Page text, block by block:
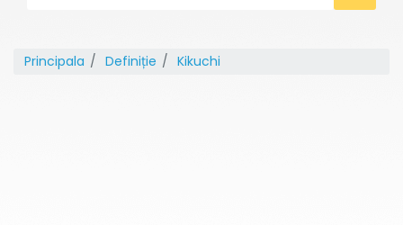
Principala Definiție Kikuchi